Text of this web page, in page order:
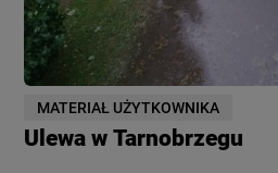
MATERIAŁ UŻYTKOWNIKA
Ulewa w Tarnobrzegu